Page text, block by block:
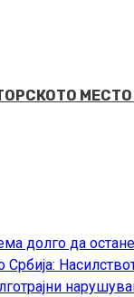
МЕСТО
долго да